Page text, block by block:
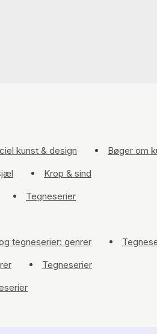
kunst & design
Bøger om
Krop & sind
Tegneserier
tegneserier: genrer
Tegneserier